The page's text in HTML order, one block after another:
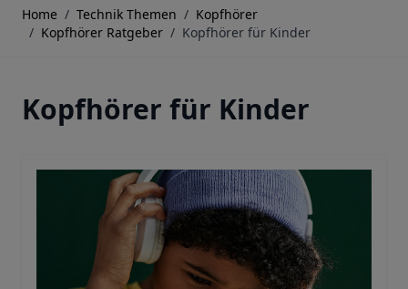
Home / Technik Themen / Kopfhörer
/ Kopfhörer Ratgeber / Kopfhörer für Kinder
Kopfhörer für Kinder